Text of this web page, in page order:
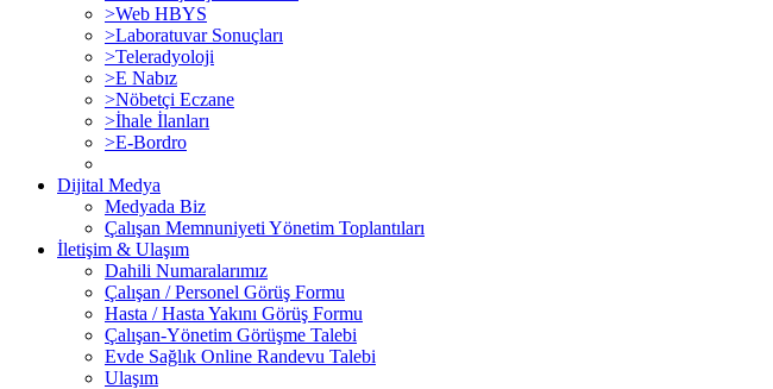
>Web HBYS
>Laboratuvar Sonuçları
>Teleradyoloji
>E Nabız
>Nöbetçi Eczane
>İhale İlanları
>E-Bordro
Dijital Medya
Medyada Biz
Çalışan Memnuniyeti Yönetim Toplantıları
İletişim & Ulaşım
Dahili Numaralarımız
Çalışan / Personel Görüş Formu
Hasta / Hasta Yakını Görüş Formu
Çalışan-Yönetim Görüşme Talebi
Evde Sağlık Online Randevu Talebi
Ulaşım